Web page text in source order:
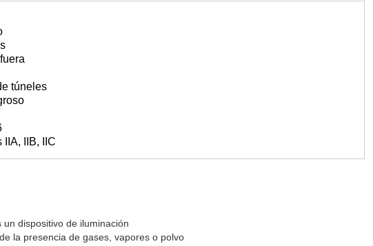
túneles
IIA, IIB, IIC
un dispositivo de iluminación
la presencia de gases, vapores o polvo